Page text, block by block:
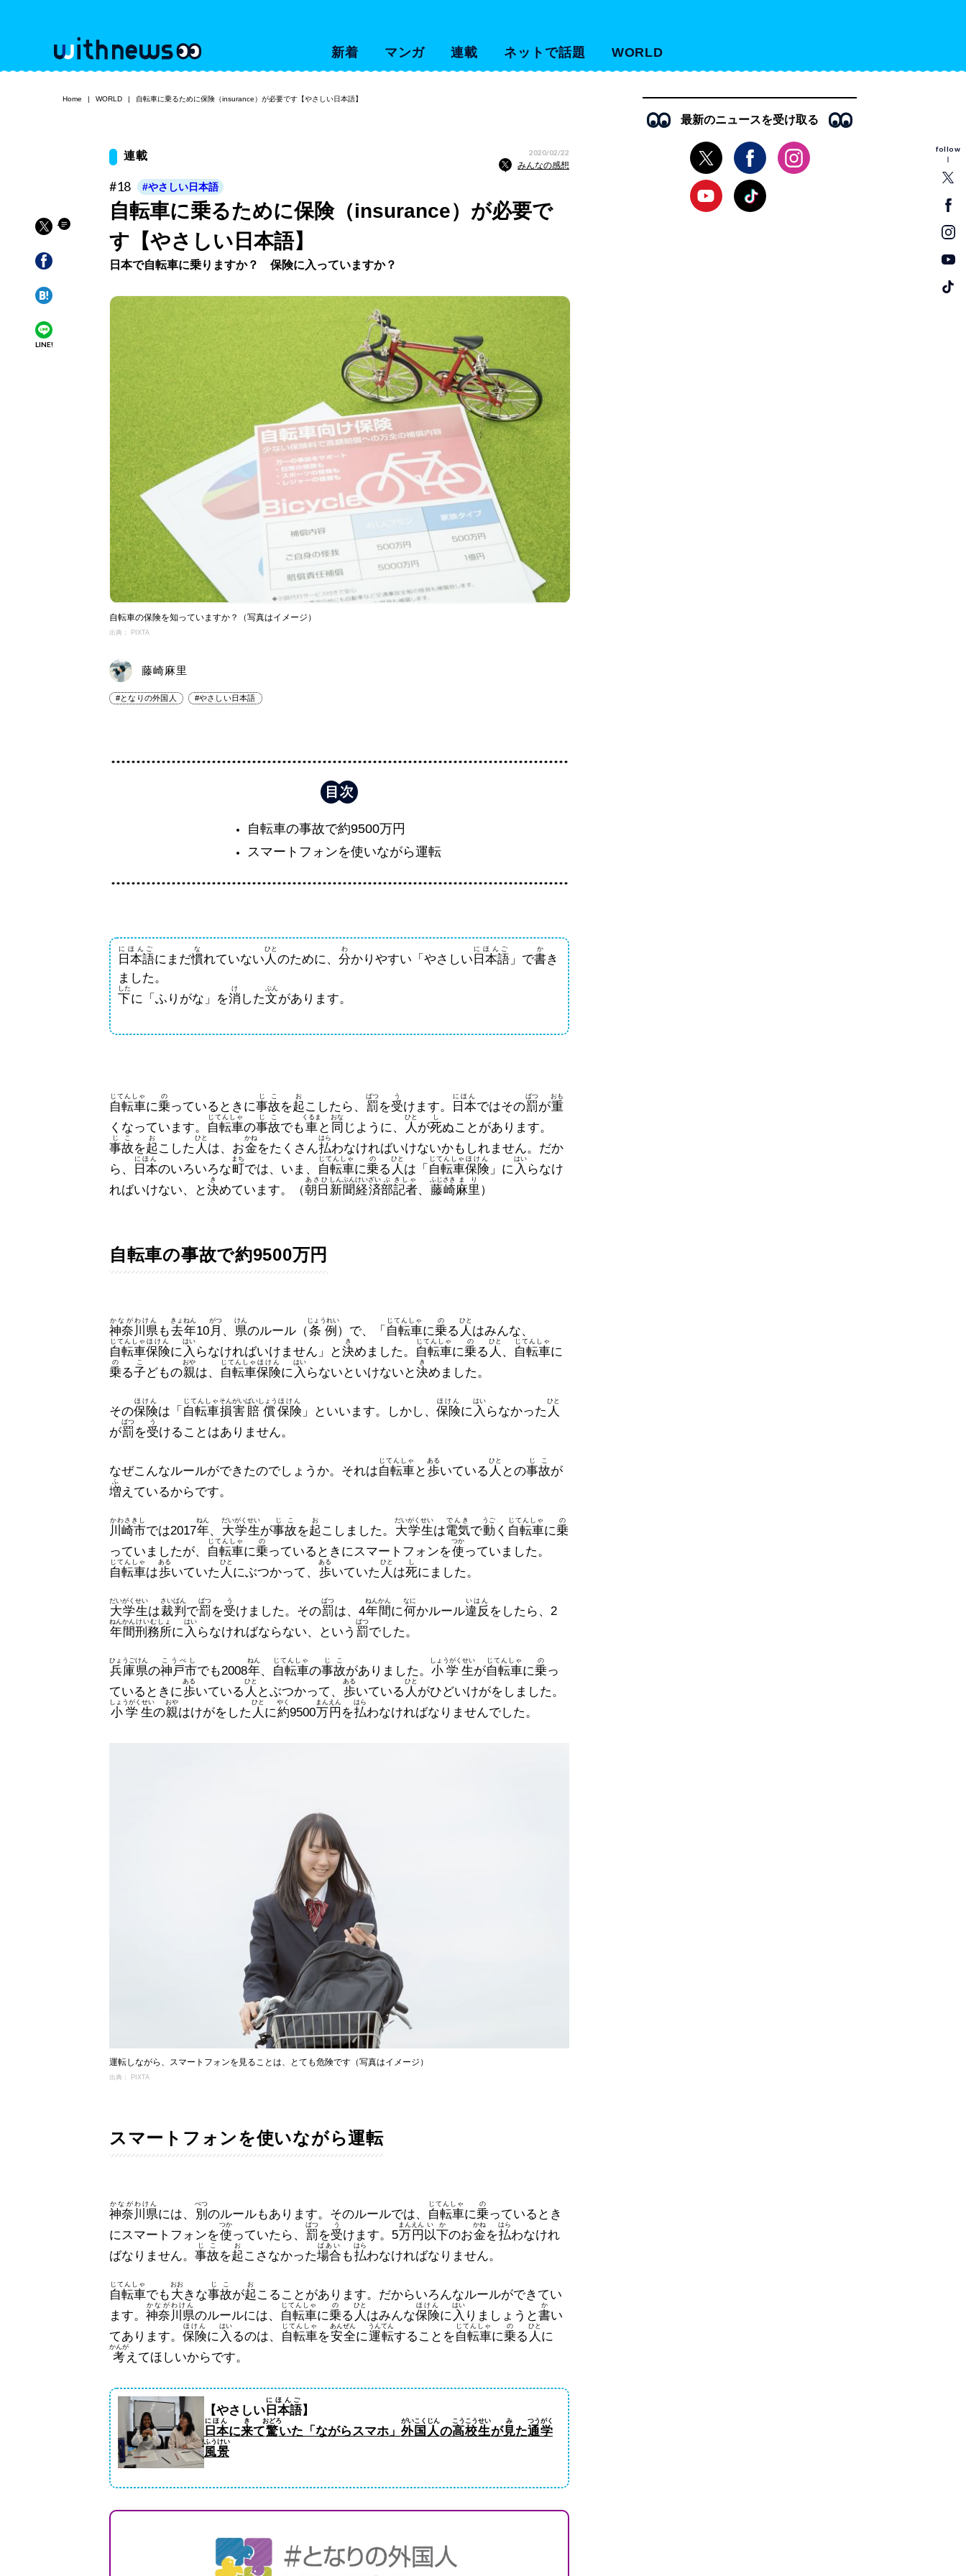
新着 マンガ 連載 ネットで話題 WORLD
follow
Home WORLD 自転車に乗るために保険（insurance）が必要です【やさしい日本語】
LINE!
連載 2020/02/22
みんなの感想
#18 #やさしい日本語
自転車に乗るために保険（insurance）が必要で
す【やさしい日本語】
日本で自転車に乗りますか？ 保険に入っていますか？
自転車の保険を知っていますか？（写真はイメージ）
出典： PIXTA
藤崎麻里
#となりの外国人 #やさしい日本語
自転車の事故で約9500万円
スマートフォンを使いながら運転
日本語
にほんご
にまだ慣
な
れていない 人
ひと
のために、 分
わ
かりやすい「やさしい 日本語
にほんご
」で書
か
き
ました。
下
した
に「ふりがな」を消
け
した文
ぶん
があります。
自転車
じてんしゃ
に乗
の
っているときに事故
じこ
を起
お
こしたら、 罰
ばつ
を受
う
けます。 日本
にほん
ではその罰
ばつ
が重
おも
くなっています。 自転車
じてんしゃ
の事故
じこ
でも車
くるま
と 同
おな
じように、 人
ひと
が死
し
ぬことがあります。
事故
じこ
を起
お
こした 人
ひと
は、お金
かね
をたくさん払
はら
わなければいけないかもしれません。だか
ら、
日本
にほん
のいろいろな町
まち
では、いま、 自転車
じてんしゃ
に乗
の
る 人
ひと
は「 自転車
じてんしゃ
保険
ほけん
」に 入
はい
らなけ
ればいけない、と決
き
めています。（朝日
あさひ
新聞
しんぶん
経済
けいざい
部
ぶ
記者
きしゃ
、 藤崎
ふじさき
麻里
まり
）
自転車の事故で約9500万円
神奈川県
かながわけん
も去年
きょねん
10 月
がつ
、 県
けん
のルール（条例
じょうれい
）で、「 自転車
じてんしゃ
に乗
の
る 人
ひと
はみんな、
自転車
じてんしゃ
保険
ほけん
に 入
はい
らなければいけません」と決
き
めました。 自転車
じてんしゃ
に乗
の
る 人
ひと
、 自転車
じてんしゃ
に
乗
の
る子
こ
どもの親
おや
は、 自転車
じてんしゃ
保険
ほけん
に 入
はい
らないといけないと決
き
めました。
その保険
ほけん
は「 自転車
じてんしゃ
損害
そんがい
賠償
ばいしょう
保険
ほけん
」といいます。しかし、 保険
ほけん
に 入
はい
らなかった 人
ひと
が罰
ばつ
を受
う
けることはありません。
なぜこんなルールができたのでしょうか。それは自転車
じてんしゃ
と 歩
ある
いている 人
ひと
との事故
じこ
が
増
ふ
えているからです。
川崎市
かわさきし
では2017年
ねん
、 大学生
だいがくせい
が事故
じこ
を起
お
こしました。 大学生
だいがくせい
は電気
でんき
で動
うご
く 自転車
じてんしゃ
に乗
の
っていましたが、 自転車
じてんしゃ
に乗
の
っているときにスマートフォンを使
つか
っていました。
自転車
じてんしゃ
は歩
ある
いていた 人
ひと
にぶつかって、 歩
ある
いていた 人
ひと
は死
し
にました。
大学生
だいがくせい
は裁判
さいばん
で罰
ばつ
を受
う
けました。その罰
ばつ
は、4年
ねん
間
かん
に何
なに
かルール違反
いはん
をしたら、2
年
ねん
間
かん
刑務所
けいむしょ
に 入
はい
らなければならない、という 罰
ばつ
でした。
兵庫県
ひょうごけん
の神戸市
こうべし
でも2008年
ねん
、 自転車
じてんしゃ
の事故
じこ
がありました。 小学生
しょうがくせい
が自転車
じてんしゃ
に乗
の
っ
ているときに歩
ある
いている 人
ひと
とぶつかって、 歩
ある
いている 人
ひと
がひどいけがをしました。
小学生
しょうがくせい
の親
おや
はけがをした 人
ひと
に約
やく
9500万
まん
円
えん
を払
はら
わなければなりませんでした。
運転しながら、スマートフォンを見ることは、とても危険です（写真はイメージ）
出典： PIXTA
スマートフォンを使いながら運転
神奈川県
かながわけん
には、 別
べつ
のルールもあります。そのルールでは、 自転車
じてんしゃ
に乗
の
っているとき
にスマートフォンを使
つか
っていたら、 罰
ばつ
を受
う
けます。5万
まん
円
えん
以下
いか
のお金
かね
を払
はら
わなけれ
ばなりません。 事故
じこ
を起
お
こさなかった場合
ばあい
も払
はら
わなければなりません。
自転車
じてんしゃ
でも 大
おお
きな事故
じこ
が起
お
こることがあります。だからいろんなルールができてい
ます。 神奈川県
かながわけん
のルールには、 自転車
じてんしゃ
に乗
の
る 人
ひと
はみんな保険
ほけん
に 入
はい
りましょうと書
か
い
てあります。 保険
ほけん
に 入
はい
るのは、 自転車
じてんしゃ
を安全
あんぜん
に運転
うんてん
することを自転車
じてんしゃ
に乗
の
る 人
ひと
に
考
かんが
えてほしいからです。
【やさしい日本語
にほんご
】
日本
にほん
に来
き
て驚
おどろ
いた「ながらスマホ」 外国人
がいこくじん
の高校生
こうこうせい
が見
み
た通学
つうがく
風景
ふうけい
最新のニュースを受け取る